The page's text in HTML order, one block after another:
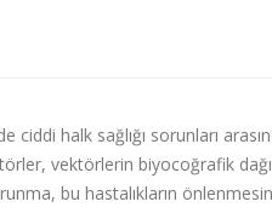
ciddi halk sağlığı sorunları
vektörlerin biyocoğrafik
bu hastalıkların